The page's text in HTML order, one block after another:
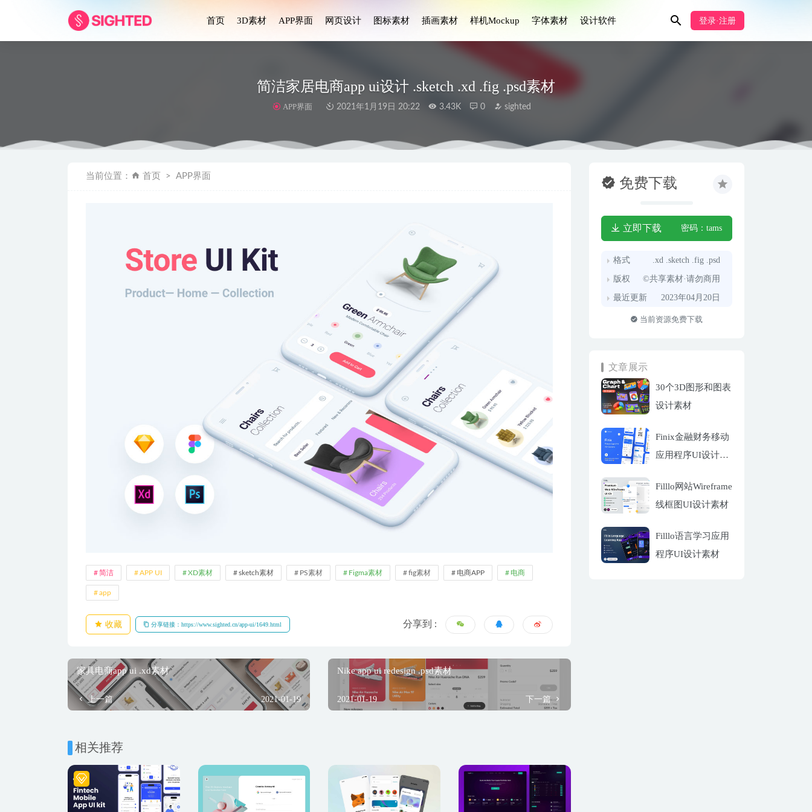
首页 3D素材 APP界面 网页设计 图标素材 插画素材 样机Mockup 字体素材 设计软件 登录·注册
简洁家居电商app ui设计 .sketch .xd .fig .psd素材
APP界面 2021年1月19日 20:22 3.43K 0 sighted
当前位置： 首页 APP界面
简洁 APP UI XD素材 sketch素材 PS素材 Figma素材 fig素材 电商APP 电商
app
收藏 分享链接：https://www.sighted.cn/app-ui/1649.html 分享到 :
家具电商app ui .xd素材
上一篇 2021-01-19
Nike app ui redesign .psd素材
2021-01-19 下一篇
相关推荐
免费下载
立即下载 密码：tams
格式 .xd .sketch .fig .psd
版权 ©共享素材·请勿商用
最近更新 2023年04月20日
当前资源免费下载
文章展示
30个3D图形和图表
设计素材
Finix金融财务移动
应用程序UI设计套
Filllo网站Wireframe
线框图UI设计素材
Filllo语言学习应用
程序UI设计素材